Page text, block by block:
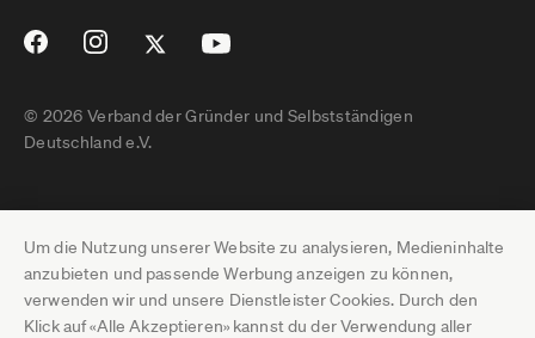
Um die Nutzung unserer Website zu analysieren, Medieninhalte
anzubieten und passende Werbung anzeigen zu können,
verwenden wir und unsere Dienstleister Cookies. Durch den
Klick auf «Alle Akzeptieren» kannst du der Verwendung aller
© 2026 Verband der Gründer und Selbstständigen
Deutschland e.V.
Impressum
Datenschutz
Pressebereich